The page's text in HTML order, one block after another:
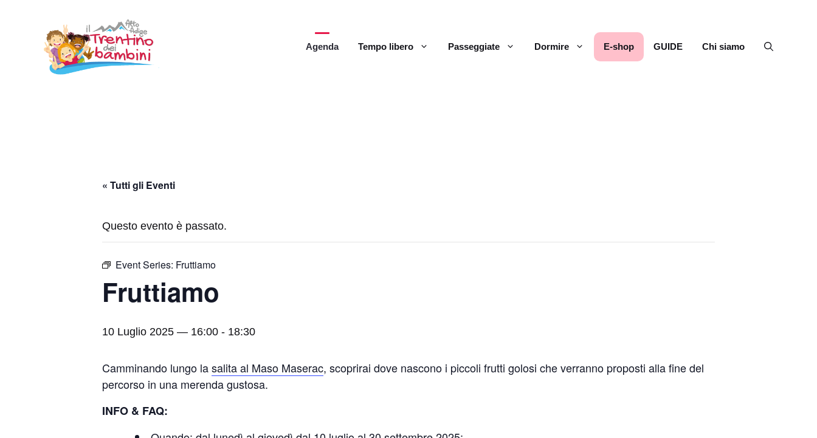
contenuto
Agenda Tempo libero Passeggiate Dormire E-shop GUIDE Chi siamo
« Tutti gli Eventi
Questo evento è passato.
Event Series: Fruttiamo
Fruttiamo
10 Luglio 2025 — 16:00 - 18:30
Camminando lungo lasalita al Maso Maserac, scoprirai dove nascono i piccoli frutti golosi che verranno proposti alla fine del
percorso in una merenda gustosa.
INFO & FAQ: